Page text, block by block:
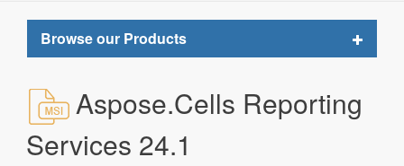
Browse our Products
Toggle
Aspose.Cells Reporting
Services 24.1